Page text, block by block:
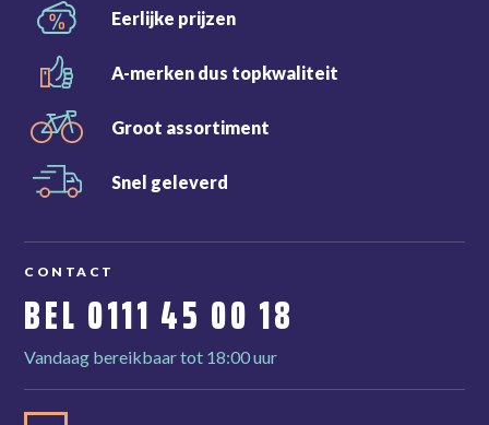
Eerlijke prijzen
A-merken dus topkwaliteit
Groot assortiment
Snel geleverd
CONTACT
BEL 0111 45 00 18
Vandaag bereikbaar tot 18:00 uur